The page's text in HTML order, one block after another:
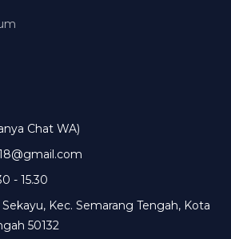
Chat WA)
- 15.30
Kec. Semarang Tengah, Kota
50132